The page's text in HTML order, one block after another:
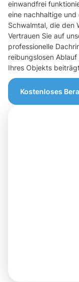
einwandfrei
eine nachhaltige
Schwalmtal, die den
Vertrauen Sie auf
professionelle
reibungslosen
Ihres Objekts
Kostenloses